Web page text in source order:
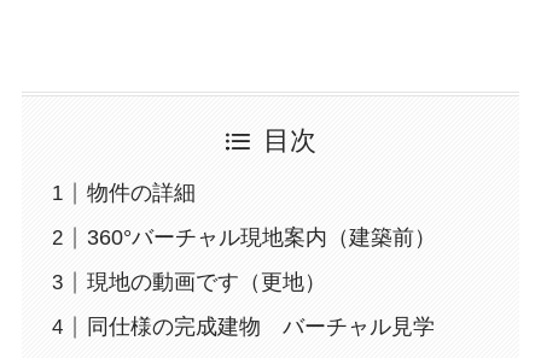
目次
物件の詳細
360°バーチャル現地案内（建築前）
現地の動画です（更地）
同仕様の完成建物 バーチャル見学